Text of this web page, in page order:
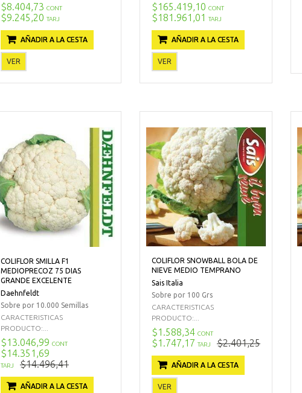
$8.404,73 CONT
$9.245,20 TARJ
AÑADIR A LA CESTA
VER
$165.419,10 CONT
$181.961,01 TARJ
AÑADIR A LA CESTA
VER
COLIFLOR SMILLA F1
MEDIOPRECOZ 75 DIAS
GRANDE EXCELENTE
Daehnfeldt
Sobre por 10.000 Semillas
CARACTERISTICAS
PRODUCTO:...
$13.046,99 CONT
$14.351,69
TARJ $14.496,41
AÑADIR A LA CESTA
COLIFLOR SNOWBALL BOLA DE
NIEVE MEDIO TEMPRANO
Sais Italia
Sobre por 100 Grs
CARACTERISTICAS
PRODUCTO:...
$1.588,34 CONT
$1.747,17 TARJ $2.401,25
AÑADIR A LA CESTA
VER